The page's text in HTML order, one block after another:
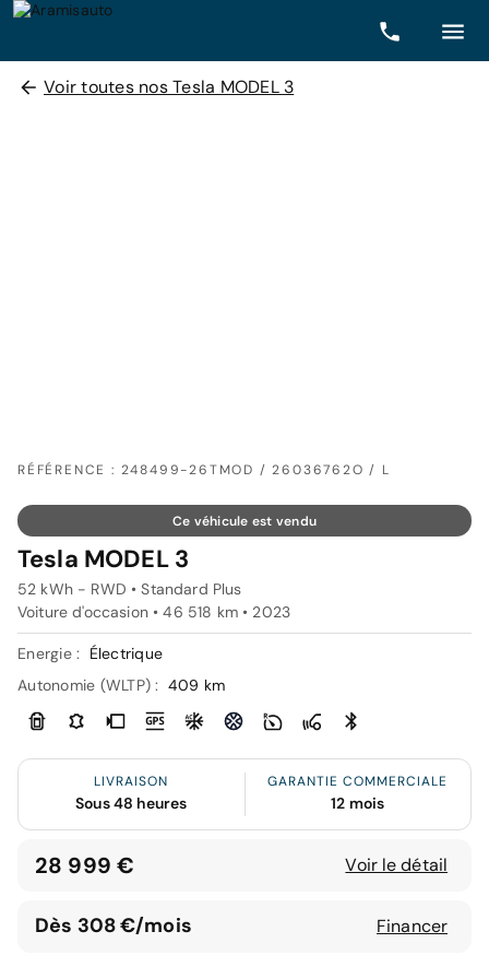
Voir toutes nos Tesla MODEL 3
RÉFÉRENCE : 248499-26TMOD / 26036762O / L
Ce véhicule est vendu
Tesla MODEL 3
52 kWh - RWD • Standard Plus
Voiture d'occasion • 46 518 km • 2023
Energie :
Électrique
Autonomie (WLTP) : 409 km
LIVRAISON
Sous 48 heures
GARANTIE COMMERCIALE
12 mois
28 999 € Voir le détail
Dès 308 €/mois Financer